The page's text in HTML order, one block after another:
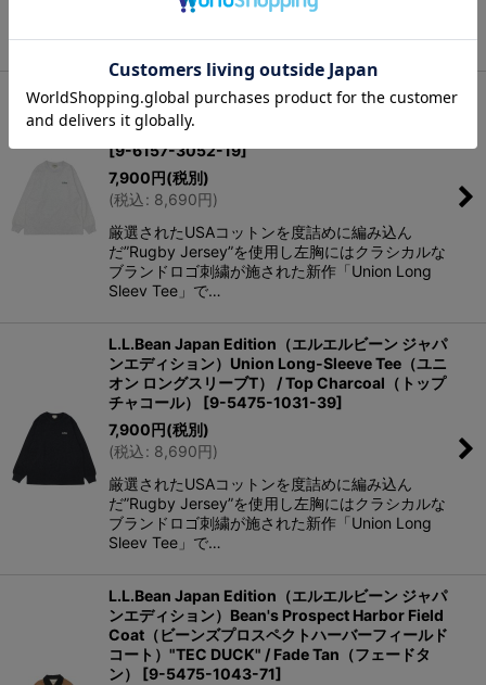
Sleev Tee」で…
L.L.Bean Japan Edition（エルエルビーン ジャパ
ンエディション）Union Long Sleeve Tee（ユニ
オン ロングスリーブT）/ Birch（バーチグレー）
[9-6157-3052-19]
7,900 円(税別)
(税込: 8,690 円 )
厳選されたUSAコットンを度詰めに編み込ん
だ”Rugby Jersey”を使用し左胸にはクラシカルな
ブランドロゴ刺繍が施された新作「Union Long
Sleev Tee」で…
L.L.Bean Japan Edition（エルエルビーン ジャパ
ンエディション）Union Long-Sleeve Tee（ユニ
オン ロングスリーブT） / Top Charcoal（トップ
チャコール）
[9-5475-1031-39]
7,900 円(税別)
(税込: 8,690 円 )
厳選されたUSAコットンを度詰めに編み込ん
だ”Rugby Jersey”を使用し左胸にはクラシカルな
ブランドロゴ刺繍が施された新作「Union Long
Sleev Tee」で…
L.L.Bean Japan Edition（エルエルビーン ジャパ
ンエディション）Bean's Prospect Harbor Field
Coat（ビーンズプロスペクトハーバーフィールド
コート）"TEC DUCK" / Fade Tan（フェードタ
ン）
[9-5475-1043-71]